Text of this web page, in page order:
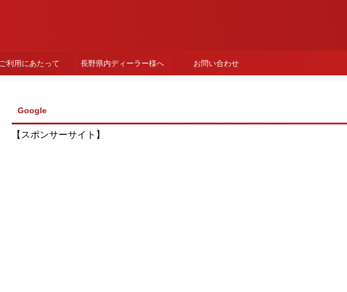
ご利用にあたって 長野県内ディーラー様へ お問い合わせ
Google
【スポンサーサイト】